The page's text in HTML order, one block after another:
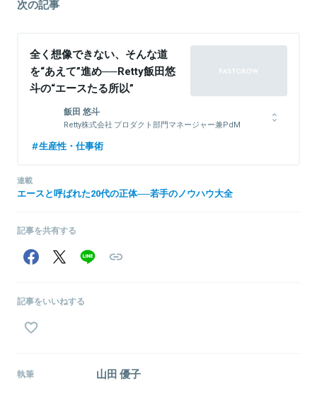
次の記事
全く想像できない、そんな道
を“あえて”進め──Retty飯田悠
斗の“エースたる所以”
飯田 悠斗
Retty株式会社 プロダクト部門マネージャー兼PdM
2019年Retty株式会社にデータアナリストとして新卒入社。
以降、アナリスト時代の経験を活かし、初の全社開発プロジェクト
である民間一体型のキャンペーン「Go To Eat」のグロース責任者を
牽引。入社3年目でプロダクト部門マネージャー兼PdMとして、プ
ロダクトグロースに向けた戦略策定・実行を担当。
生産性・仕事術
連載
エースと呼ばれた20代の正体──若手のノウハウ大全
記事を共有する
記事をいいねする
執筆 山田 優子